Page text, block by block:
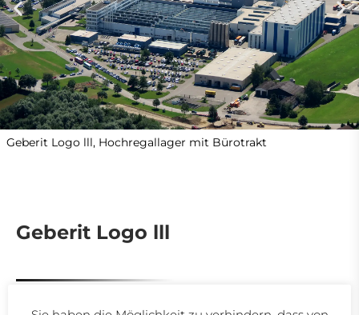
Geberit Logo lll, Hochregallager mit Bürotrakt
Geberit Logo lll